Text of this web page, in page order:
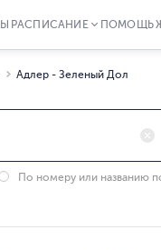
РАСПИСАНИЕ ПОМОЩЬ
Адлер - Зеленый Дол
По номеру или названию